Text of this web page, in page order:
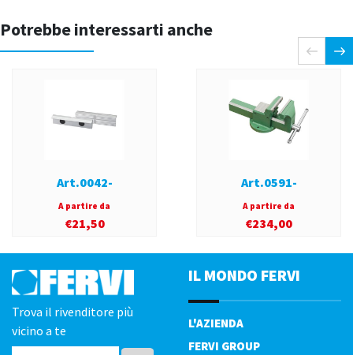
Potrebbe interessarti anche
Art.0042-
A partire da
€21,50
Art.0591-
A partire da
€234,00
Trova il rivenditore più
vicino a te
IL MONDO FERVI
L'AZIENDA
FERVI GROUP